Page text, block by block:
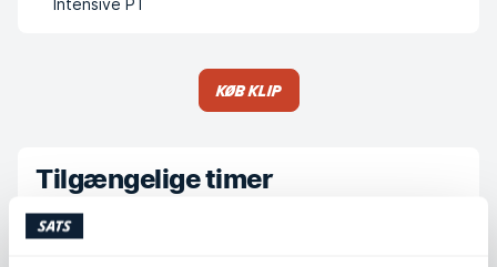
Intensive PT
Køb klip
Tilgængelige timer
Mandag